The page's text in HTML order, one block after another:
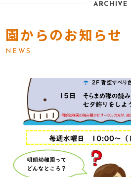
ARCHIVE
園からのお知らせ
NEWS